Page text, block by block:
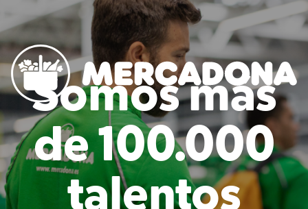
content
Mercadona
Somos más
de 100.000
talentos